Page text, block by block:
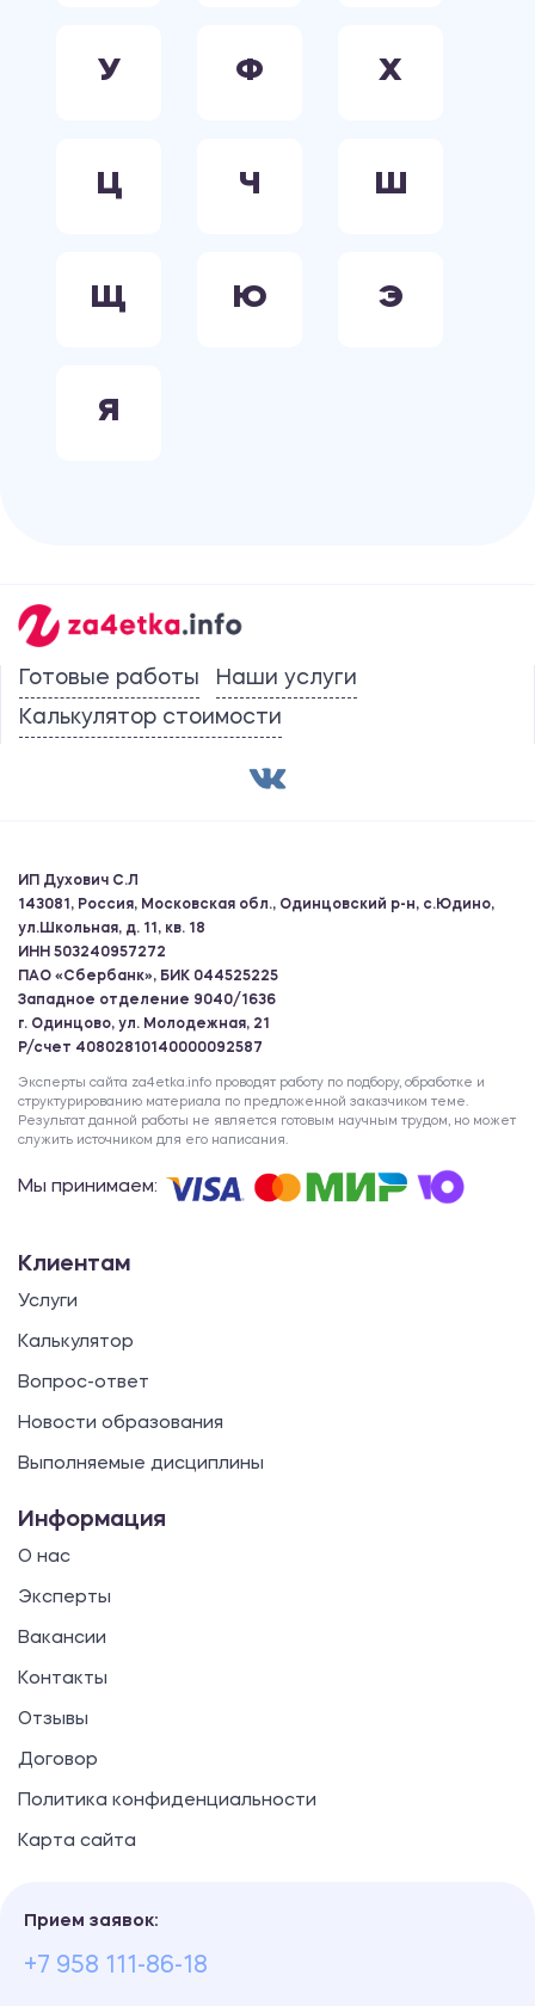
У Ф Х
Ц Ч Ш
Щ Ю Э
Я
Готовые работы
Наши услуги
Калькулятор стоимости
ИП Духович С.Л
143081, Россия, Московская обл., Одинцовский р-н, с.Юдино,
ул.Школьная, д. 11, кв. 18
ИНН 503240957272
ПАО «Сбербанк», БИК 044525225
Западное отделение 9040/1636
г. Одинцово, ул. Молодежная, 21
Р/счет 40802810140000092587
Эксперты сайта za4etka.info проводят работу по подбору, обработке и
структурированию материала по предложенной заказчиком теме.
Результат данной работы не является готовым научным трудом, но может
служить источником для его написания.
Мы принимаем:
Клиентам
Услуги
Калькулятор
Вопрос-ответ
Новости образования
Выполняемые дисциплины
Информация
О нас
Эксперты
Вакансии
Контакты
Отзывы
Договор
Политика конфиденциальности
Карта сайта
Прием заявок:
+7 958 111-86-18